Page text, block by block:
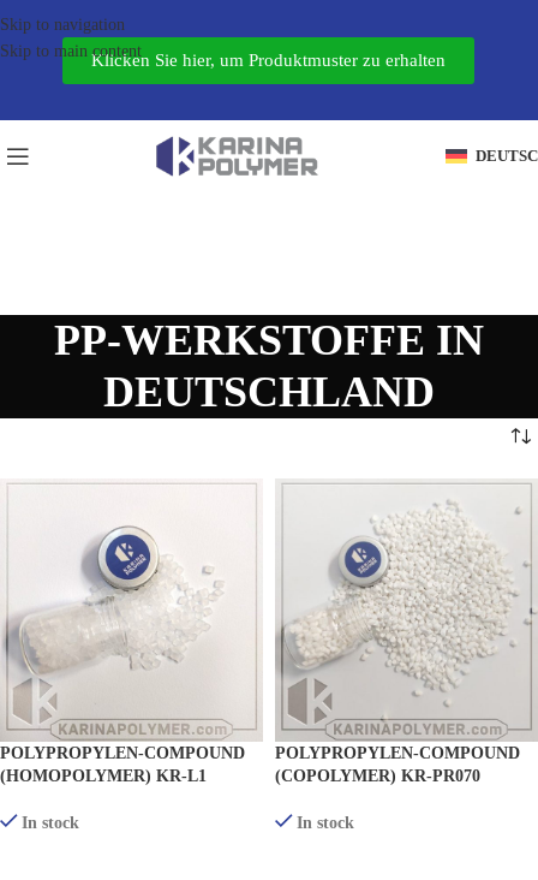
Skip to navigation
Skip to main contentKlicken Sie hier, um Produktmuster zu erhalten
PP-WERKSTOFFE IN
DEUTSCHLAND
POLYPROPYLEN-COMPOUND
(HOMOPOLYMER) KR-L1
In stock
POLYPROPYLEN-COMPOUND
(COPOLYMER) KR-PR070
In stock